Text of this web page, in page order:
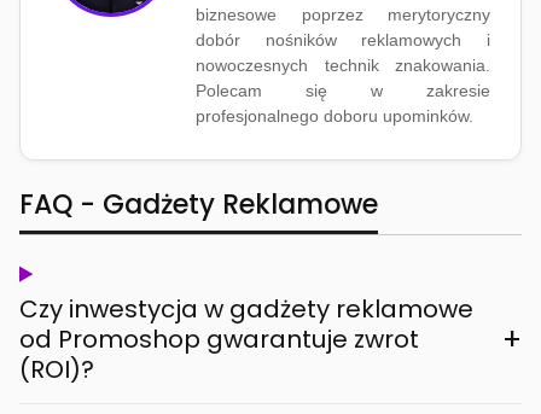
biznesowe poprzez merytoryczny
dobór nośników reklamowych i
nowoczesnych technik znakowania.
Polecam się w zakresie
profesjonalnego doboru upominków.
FAQ - Gadżety Reklamowe
Czy inwestycja w gadżety reklamowe
od Promoshop gwarantuje zwrot
(ROI)?
+